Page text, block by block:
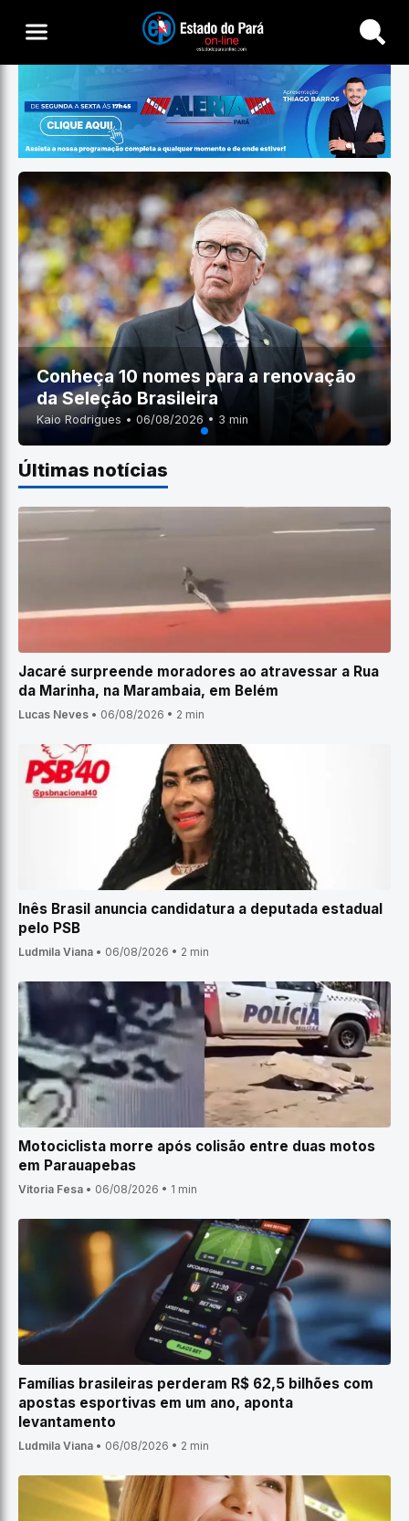
Buscar
Conheça 10 nomes para a renovação
da Seleção Brasileira
Kaio Rodrigues • 06/08/2026 • 3 min
Últimas notícias
Jacaré surpreende moradores ao atravessar a Rua
da Marinha, na Marambaia, em Belém
Lucas Neves • 06/08/2026 • 2 min
Inês Brasil anuncia candidatura a deputada estadual
pelo PSB
Ludmila Viana • 06/08/2026 • 2 min
Motociclista morre após colisão entre duas motos
em Parauapebas
Vitoria Fesa • 06/08/2026 • 1 min
Famílias brasileiras perderam R$ 62,5 bilhões com
apostas esportivas em um ano, aponta
levantamento
Ludmila Viana • 06/08/2026 • 2 min